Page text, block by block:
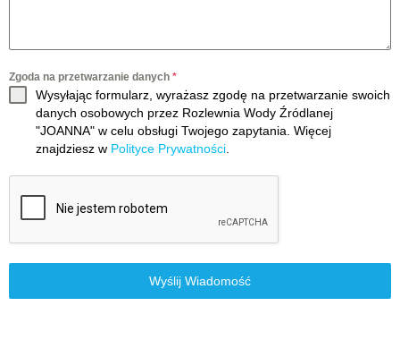
Zgoda na przetwarzanie danych *
Wysyłając formularz, wyrażasz zgodę na przetwarzanie swoich
danych osobowych przez Rozlewnia Wody Źródlanej
"JOANNA" w celu obsługi Twojego zapytania. Więcej
znajdziesz w Polityce Prywatności
Wyślij Wiadomość